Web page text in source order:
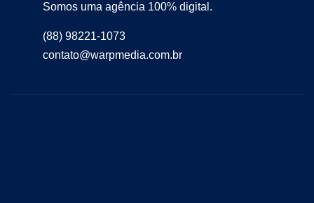
Somos uma agência 100% digital.
(88) 98221-1073
contato@warpmedia.com.br